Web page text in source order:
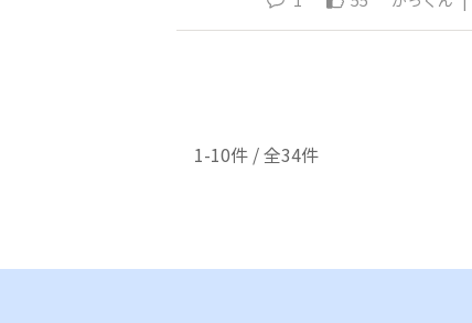
1-10件 / 全34件